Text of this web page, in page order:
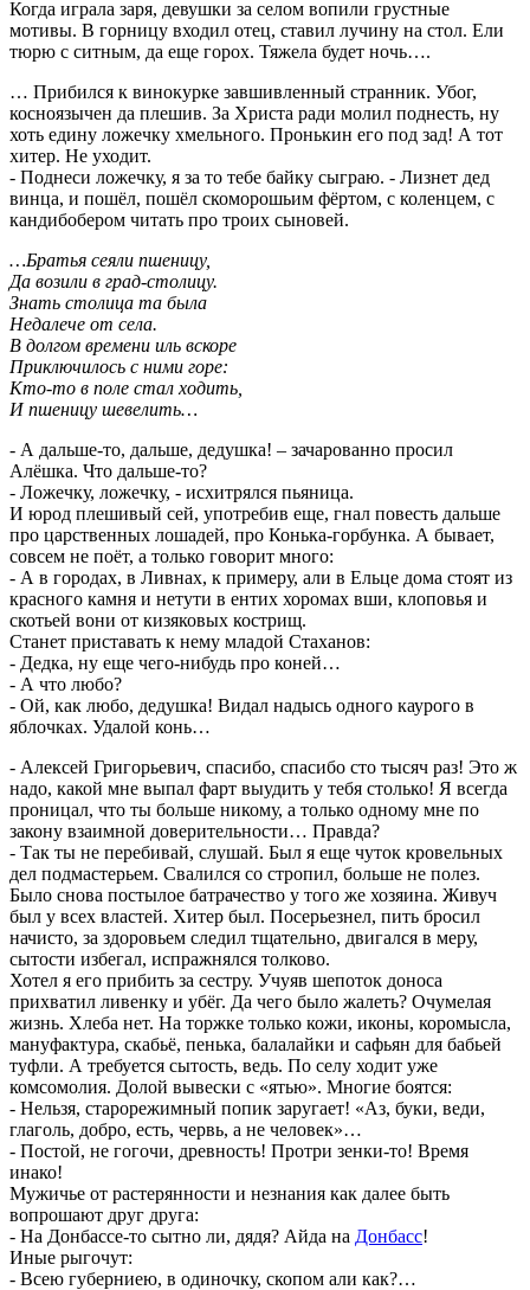
Когда играла заря, девушки за селом вопили грустные
мотивы. В горницу входил отец, ставил лучину на стол. Ели
тюрю с ситным, да еще горох. Тяжела будет ночь….
… Прибился к винокурке завшивленный странник. Убог,
косноязычен да плешив. За Христа ради молил поднесть, ну
хоть едину ложечку хмельного. Пронькин его под зад! А тот
хитер. Не уходит.
- Поднеси ложечку, я за то тебе байку сыграю. - Лизнет дед
винца, и пошёл, пошёл скоморошьим фёртом, с коленцем, с
кандибобером читать про троих сыновей.
…Братья сеяли пшеницу,
Да возили в град-столицу.
Знать столица та была
Недалече от села.
В долгом времени иль вскоре
Приключилось с ними горе:
Кто-то в поле стал ходить,
И пшеницу шевелить…
- А дальше-то, дальше, дедушка! – зачарованно просил
Алёшка. Что дальше-то?
- Ложечку, ложечку, - исхитрялся пьяница.
И юрод плешивый сей, употребив еще, гнал повесть дальше
про царственных лошадей, про Конька-горбунка. А бывает,
совсем не поёт, а только говорит много:
- А в городах, в Ливнах, к примеру, али в Ельце дома стоят из
красного камня и нетути в ентих хоромах вши, клоповья и
скотьей вони от кизяковых кострищ.
Станет приставать к нему младой Стаханов:
- Дедка, ну еще чего-нибудь про коней…
- А что любо?
- Ой, как любо, дедушка! Видал надысь одного каурого в
яблочках. Удалой конь…
- Алексей Григорьевич, спасибо, спасибо сто тысяч раз! Это ж
надо, какой мне выпал фарт выудить у тебя столько! Я всегда
проницал, что ты больше никому, а только одному мне по
закону взаимной доверительности… Правда?
- Так ты не перебивай, слушай. Был я еще чуток кровельных
дел подмастерьем. Свалился со стропил, больше не полез.
Было снова постылое батрачество у того же хозяина. Живуч
был у всех властей. Хитер был. Посерьезнел, пить бросил
начисто, за здоровьем следил тщательно, двигался в меру,
сытости избегал, испражнялся толково.
Хотел я его прибить за сестру. Учуяв шепоток доноса
прихватил ливенку и убёг. Да чего было жалеть? Очумелая
жизнь. Хлеба нет. На торжке только кожи, иконы, коромысла,
мануфактура, скабьё, пенька, балалайки и сафьян для бабьей
туфли. А требуется сытость, ведь. По селу ходит уже
комсомолия. Долой вывески с «ятью». Многие боятся:
- Нельзя, старорежимный попик заругает! «Аз, буки, веди,
глаголь, добро, есть, червь, а не человек»…
- Постой, не гогочи, древность! Протри зенки-то! Время
инако!
Мужичье от растерянности и незнания как далее быть
вопрошают друг друга:
- На Донбассе-то сытно ли, дядя? Айда на Донбасс!
Иные рыгочут:
- Всею губерниею, в одиночку, скопом али как?…